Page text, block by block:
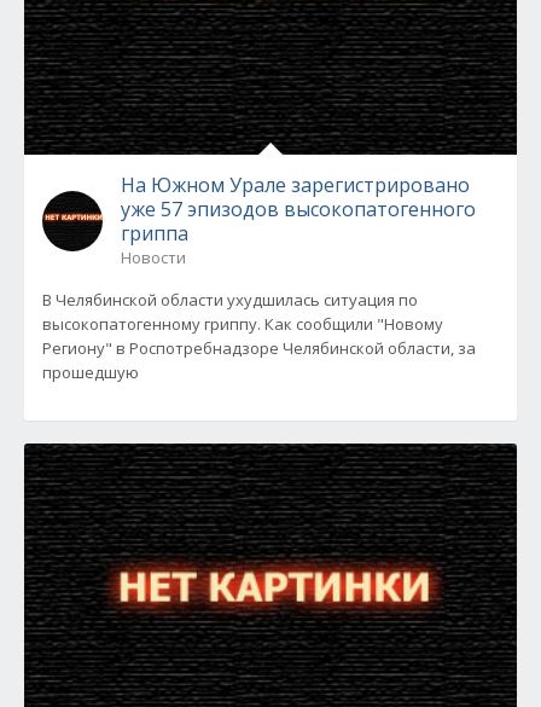
На Южном Урале зарегистрировано
уже 57 эпизодов высокопатогенного
гриппа
Новости
В Челябинской области ухудшилась ситуация по
высокопатогенному гриппу. Как сообщили "Новому
Региону" в Роспотребнадзоре Челябинской области, за
прошедшую